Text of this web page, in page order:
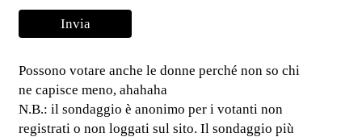
Possono votare anche le donne perché non so chi
ne capisce meno, ahahaha
N.B.: il sondaggio è anonimo per i votanti non
registrati o non loggati sul sito. Il sondaggio più